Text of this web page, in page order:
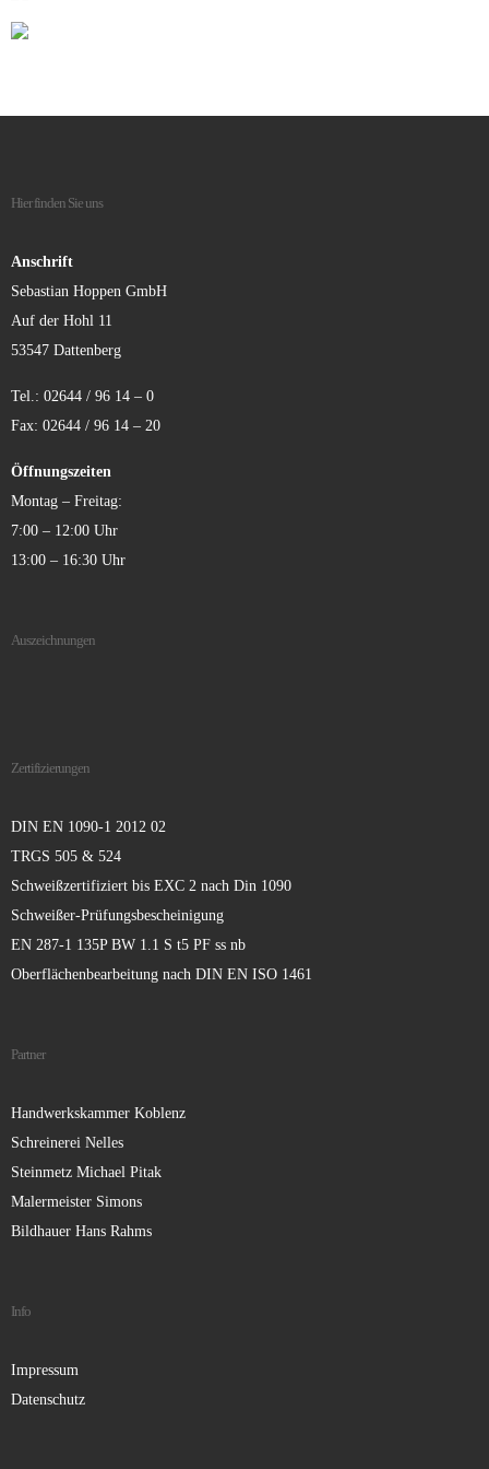
Hier finden Sie uns
Anschrift
Sebastian Hoppen GmbH
Auf der Hohl 11
53547 Dattenberg
Tel.: 02644 / 96 14 – 0
Fax: 02644 / 96 14 – 20
Öffnungszeiten
Montag – Freitag:
7:00 – 12:00 Uhr
13:00 – 16:30 Uhr
Auszeichnungen
Zertifizierungen
DIN EN 1090-1 2012 02
TRGS 505 & 524
Schweißzertifiziert bis EXC 2 nach Din 1090
Schweißer-Prüfungsbescheinigung
EN 287-1 135P BW 1.1 S t5 PF ss nb
Oberflächenbearbeitung nach DIN EN ISO 1461
Partner
Handwerkskammer Koblenz
Schreinerei Nelles
Steinmetz Michael Pitak
Malermeister Simons
Bildhauer Hans Rahms
Info
Impressum
Datenschutz